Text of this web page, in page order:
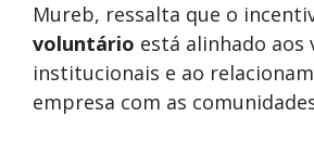
Mureb, ressalta que o
voluntário está alinhado aos
institucionais e ao
empresa com as